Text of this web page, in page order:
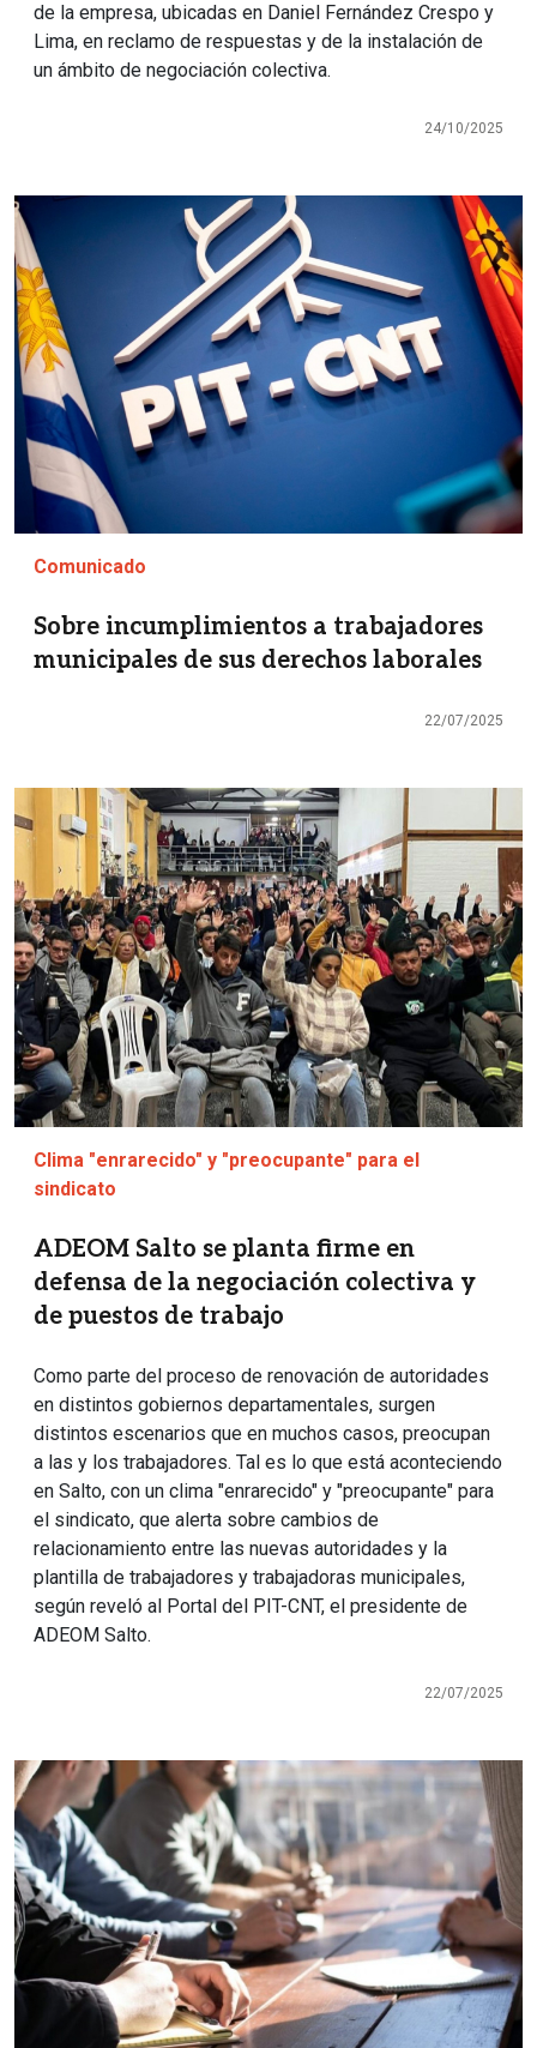
de la empresa, ubicadas en Daniel Fernández Crespo y
Lima, en reclamo de respuestas y de la instalación de
un ámbito de negociación colectiva.
24/10/2025
Imagen
Comunicado
Sobre incumplimientos a trabajadores
municipales de sus derechos laborales
22/07/2025
Imagen
Clima "enrarecido" y "preocupante" para el
sindicato
ADEOM Salto se planta firme en
defensa de la negociación colectiva y
de puestos de trabajo
Como parte del proceso de renovación de autoridades
en distintos gobiernos departamentales, surgen
distintos escenarios que en muchos casos, preocupan
a las y los trabajadores. Tal es lo que está aconteciendo
en Salto, con un clima "enrarecido" y "preocupante" para
el sindicato, que alerta sobre cambios de
relacionamiento entre las nuevas autoridades y la
plantilla de trabajadores y trabajadoras municipales,
según reveló al Portal del PIT-CNT, el presidente de
ADEOM Salto.
22/07/2025
Imagen